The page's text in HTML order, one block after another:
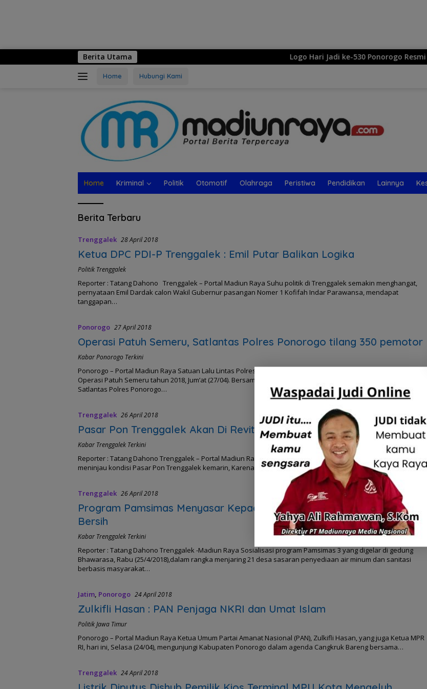
Berita Utama Logo Hari Jadi ke-530 Ponorogo Resmi
Home Hubungi Kami
Home Kriminal Politik Otomotif Olahraga Peristiwa Pendidikan Lainnya
Madiun
Berita Terbaru
Trenggalek 28 April 2018
Ketua DPC PDI-P Trenggalek : Emil Putar Balikan Logika
Politik Trenggalek
Reporter : Tatang Dahono Trenggalek – Portal Madiun Raya Suhu politik di Trenggalek semakin menghangat,
pernyataan Emil Dardak calon Wakil Gubernur pasangan Nomer 1 Kofifah Indar Parawansa, mendapat
tanggapan…
Ponorogo 27 April 2018
Operasi Patuh Semeru, Satlantas Polres Ponorogo tilang 350 pemotor
Kabar Ponorogo Terkini
Ponorogo – Portal Madiun Raya Satuan Lalu Lintas Polres Ponorogo menggelar operasi gabungan dalam
Operasi Patuh Semeru tahun 2018, Jum’at (27/04). Bersama dengan Dinas Perhubungan Kabupaten Ponorogo,
Satlantas Polres Ponorogo…
Trenggalek 26 April 2018
Pasar Pon Trenggalek Akan Di Revitalisasi
Kabar Trenggalek Terkini
Reporter : Tatang Dahono Trenggalek – Portal Madiun Raya Plt Bupati H. Mochamad Nur Arifin, turun langsung
meninjau kondisi Pasar Pon Trenggalek kemarin, Karena pada bulan Agustus mendatang, pasar kebanggaan…
Trenggalek 26 April 2018
Program Pamsimas Menyasar Kepada Warga Yang Kekurangan Air
Bersih
Kabar Trenggalek Terkini
Reporter : Tatang Dahono Trenggalek -Madiun Raya Sosialisasi program Pamsimas 3 yang digelar di gedung
Bhawarasa, Rabu (25/4/2018),dalam rangka menjaring 21 desa sasaran penyediaan air minum dan sanitasi
berbasis masyarakat…
Jatim, Ponorogo 24 April 2018
Zulkifli Hasan : PAN Penjaga NKRI dan Umat Islam
Politik Jawa Timur
Ponorogo – Portal Madiun Raya Ketua Umum Partai Amanat Nasional (PAN), Zulkifli Hasan, yang juga Ketua MPR
RI, hari ini, Selasa (24/04), mengunjungi Kabupaten Ponorogo dalam agenda Cangkruk Bareng bersama…
Trenggalek 24 April 2018